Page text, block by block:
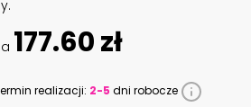
177.60 zł
realizacji: 2-5 dni robocze